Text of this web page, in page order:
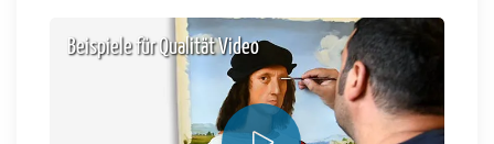
Beispiele für Qualität Video